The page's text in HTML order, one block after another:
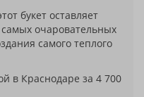
букет оставляет
самых очаровательных
самого теплого
в Краснодаре за 4 700